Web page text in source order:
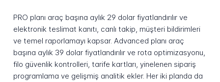
PRO planı araç başına aylık 29 dolar fiyatlandırılır ve
elektronik teslimat kanıtı, canlı takip, müşteri bildirimleri
ve temel raporlamayı kapsar. Advanced planı araç
başına aylık 39 dolar fiyatlandırılır ve rota optimizasyonu,
filo güvenlik kontrolleri, tarife kartları, yinelenen sipariş
programlama ve gelişmiş analitik ekler. Her iki planda da